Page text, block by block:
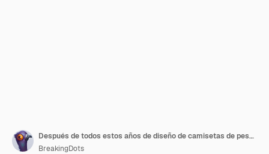
Después de todos estos años de diseño de camisetas de pesca
BreakingDots